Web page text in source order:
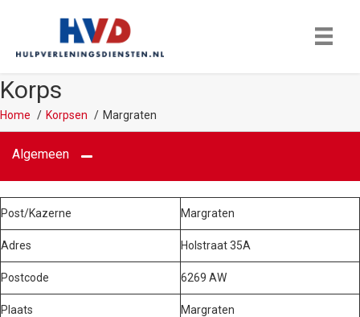
Korps
Home Korpsen Margraten
Algemeen
Post/Kazerne Margraten
Adres Holstraat 35A
Postcode 6269 AW
Plaats Margraten